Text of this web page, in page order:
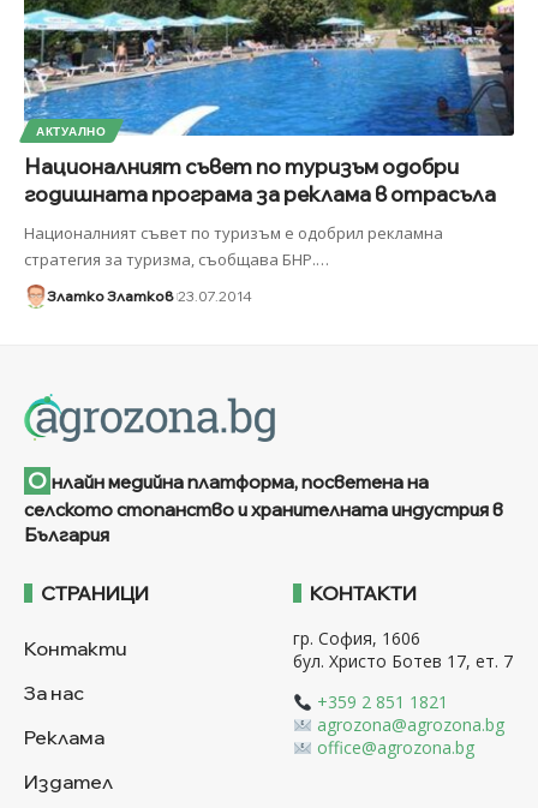
АКТУАЛНО
Националният съвет по туризъм одобри
годишната програма за реклама в отрасъла
Националният съвет по туризъм е одобрил рекламна
стратегия за туризма, съобщава БНР.…
Златко Златков 23.07.2014
О нлайн медийна платформа, посветена на
селското стопанство и хранителната индустрия в
България
СТРАНИЦИ
Контакти
За нас
Реклама
Издател
КОНТАКТИ
гр. София, 1606
бул. Христо Ботев 17, ет. 7
+359 2 851 1821
agrozona@agrozona.bg
office@agrozona.bg